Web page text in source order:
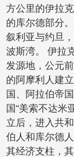
方公里的伊拉
的库尔德部分
叙利亚与约旦
波斯湾。 伊拉
发源地，公元
的阿摩利人建
国、阿拉伯帝
国“美索不达米
立后，进入共
伯人和库尔德
其经济支柱，